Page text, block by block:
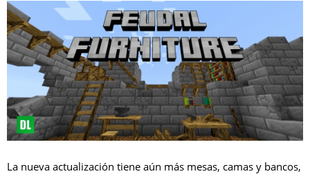
La nueva actualización tiene aún más mesas, camas y bancos,